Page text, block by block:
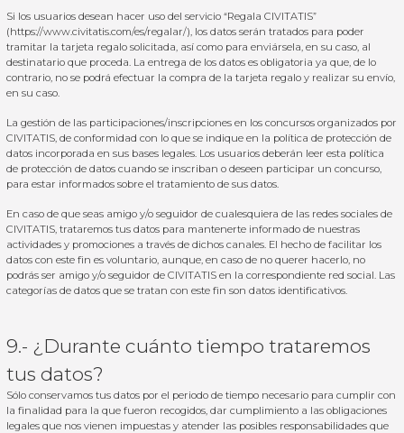
Si los usuarios desean hacer uso del servicio “Regala CIVITATIS”
(https://www.civitatis.com/es/regalar/), los datos serán tratados para poder
tramitar la tarjeta regalo solicitada, así como para enviársela, en su caso, al
destinatario que proceda. La entrega de los datos es obligatoria ya que, de lo
contrario, no se podrá efectuar la compra de la tarjeta regalo y realizar su envío,
en su caso.
La gestión de las participaciones/inscripciones en los concursos organizados por
CIVITATIS, de conformidad con lo que se indique en la política de protección de
datos incorporada en sus bases legales. Los usuarios deberán leer esta política
de protección de datos cuando se inscriban o deseen participar un concurso,
para estar informados sobre el tratamiento de sus datos.
En caso de que seas amigo y/o seguidor de cualesquiera de las redes sociales de
CIVITATIS, trataremos tus datos para mantenerte informado de nuestras
actividades y promociones a través de dichos canales. El hecho de facilitar los
datos con este fin es voluntario, aunque, en caso de no querer hacerlo, no
podrás ser amigo y/o seguidor de CIVITATIS en la correspondiente red social. Las
categorías de datos que se tratan con este fin son datos identificativos.
9.- ¿Durante cuánto tiempo trataremos
tus datos?
Sólo conservamos tus datos por el periodo de tiempo necesario para cumplir con
la finalidad para la que fueron recogidos, dar cumplimiento a las obligaciones
legales que nos vienen impuestas y atender las posibles responsabilidades que